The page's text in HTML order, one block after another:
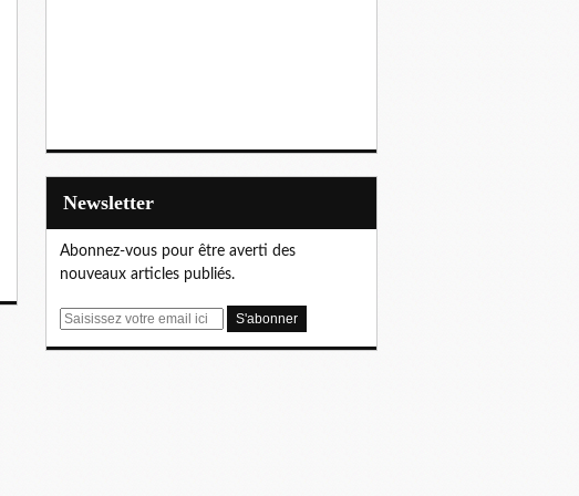
Newsletter
Abonnez-vous pour être averti des
nouveaux articles publiés.
E